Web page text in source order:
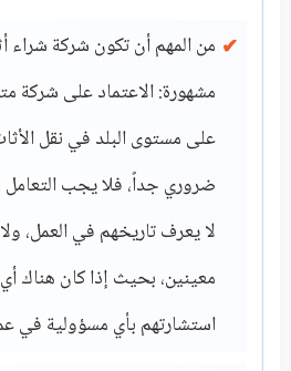
من المهم أن تكون شركة
مشهورة: الاعتماد على
على مستوى البلد في نقل
ضروري جداً، فلا يجب التعامل
لا يعرف تاريخهم في العمل،
معينين، بحيث إذا كان هناك
استشارتهم بأي مسؤولية في